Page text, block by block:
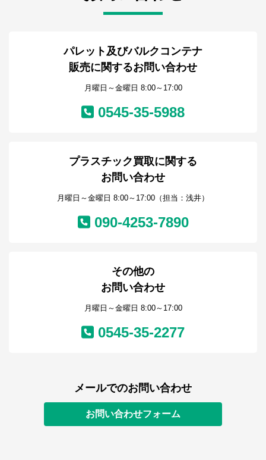
パレット及びバルクコンテナ
販売に関するお問い合わせ
月曜日～金曜日 8:00～17:00
0545-35-5988
プラスチック買取に関する
お問い合わせ
月曜日～金曜日 8:00～17:00（担当：浅井）
090-4253-7890
その他の
お問い合わせ
月曜日～金曜日 8:00～17:00
0545-35-2277
メールでのお問い合わせ
お問い合わせフォーム